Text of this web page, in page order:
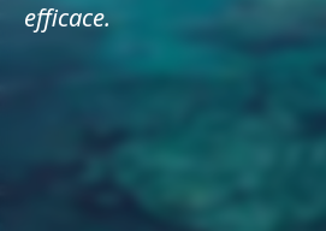
efficace.